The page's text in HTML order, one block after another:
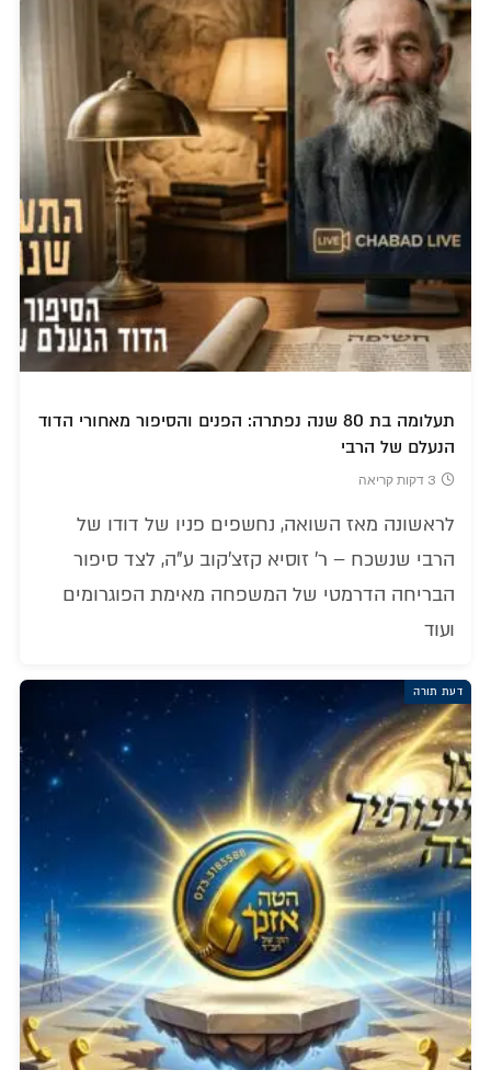
תעלומה בת 80 שנה נפתרה: הפנים והסיפור מאחורי הדוד
הנעלם של הרבי
3 דקות קריאה
לראשונה מאז השואה, נחשפים פניו של דודו של
הרבי שנשכח – ר' זוסיא קזצ'קוב ע"ה, לצד סיפור
הבריחה הדרמטי של המשפחה מאימת הפוגרומים
ועוד
דעת תורה